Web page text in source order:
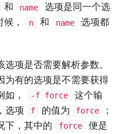
和 name
选项是同一个选
候， n 和 name
选项都
项是否需要解析参数。
为有的选项是不需要获得
如，
-f force
这个输
选项
f 的值为 force
；
下，其中的
force
便是